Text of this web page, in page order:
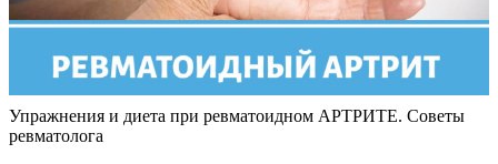
Упражнения и диета при ревматоидном АРТРИТЕ. Советы
ревматолога